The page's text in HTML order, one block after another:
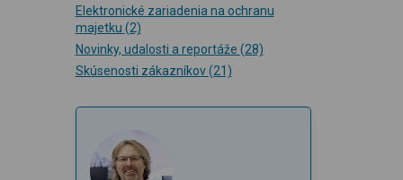
Záruka 3 roky
Elektronické zariadenia na ochranu
majetku (2)
Novinky, udalosti a reportáže (28)
Skúsenosti zákazníkov(21)